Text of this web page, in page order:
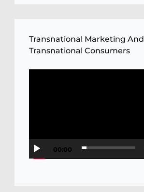
Transnational Marketing And
Transnational Consumers
00:00